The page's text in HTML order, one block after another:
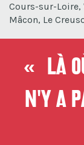
Cours-sur-Loire,
Mâcon, Le
« Là
n'y a